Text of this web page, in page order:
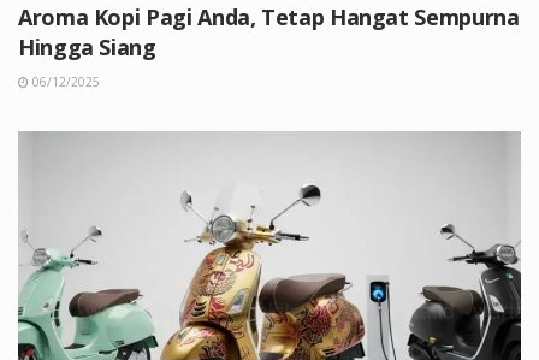
Aroma Kopi Pagi Anda, Tetap Hangat Sempurna
Hingga Siang
06/12/2025